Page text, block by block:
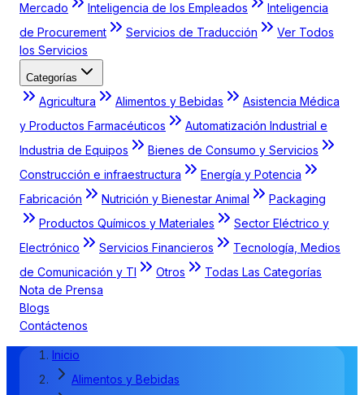
Mercado
Inteligencia de los Empleados
Inteligencia
de Procurement
Servicios de Traducción
Ver Todos
los Servicios
Categorías
Agricultura Alimentos y Bebidas
Asistencia Médica
y Productos Farmacéuticos
Automatización Industrial e
Industria de Equipos
Bienes de Consumo y Servicios
Construcción e infraestructura
Energía y Potencia
Fabricación
Nutrición y Bienestar Animal
Packaging
Productos Químicos y Materiales
Sector Eléctrico y
Electrónico
Servicios Financieros
Tecnología, Medios
de Comunicación y TI
Otros
Todas Las Categorías
Nota de Prensa
Blogs
Contáctenos
Inicio
Alimentos y Bebidas